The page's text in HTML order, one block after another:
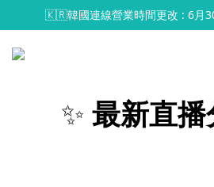
🇰🇷韓國連線營業時間更改 : 6月
✨ 最新直